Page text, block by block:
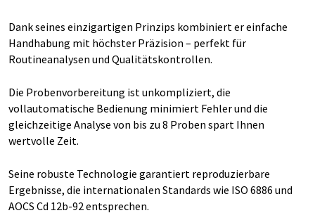
Dank seines einzigartigen Prinzips kombiniert er einfache
Handhabung mit höchster Präzision – perfekt für
Routineanalysen und Qualitätskontrollen.
Die Probenvorbereitung ist unkompliziert, die
vollautomatische Bedienung minimiert Fehler und die
gleichzeitige Analyse von bis zu 8 Proben spart Ihnen
wertvolle Zeit.
Seine robuste Technologie garantiert reproduzierbare
Ergebnisse, die internationalen Standards wie ISO 6886 und
AOCS Cd 12b-92 entsprechen.